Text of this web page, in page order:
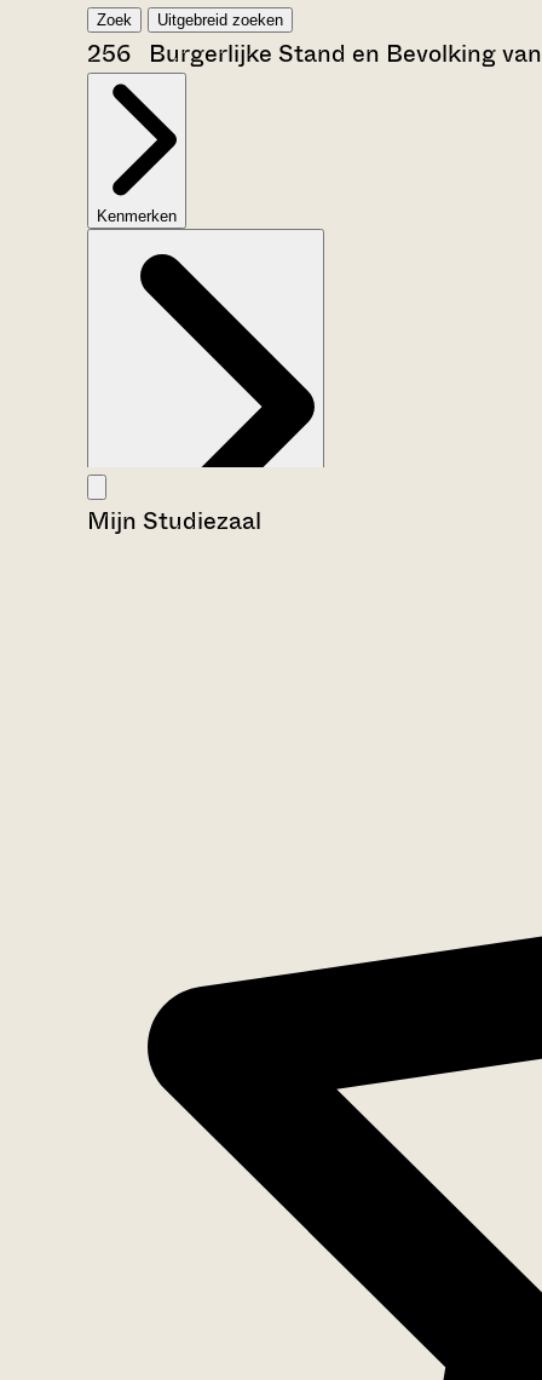
Zoek Uitgebreid zoeken
256 Burgerlijke Stand en Bevolking
Kenmerken
Mijn Studiezaal